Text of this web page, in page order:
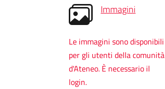
Immagini
Le immagini sono disponibili
per gli utenti della comunità
d'Ateneo. È necessario il
login.